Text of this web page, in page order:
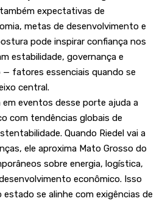
expectativas de
metas de desenvolvimento e
pode inspirar confiança nos
estabilidade, governança e
fatores essenciais quando se
central.
em eventos desse porte ajuda a
com tendências globais de
Quando Riedel vai a
ele aproxima Mato Grosso do
sobre energia, logística,
econômico. Isso
estado se alinhe com exigências de